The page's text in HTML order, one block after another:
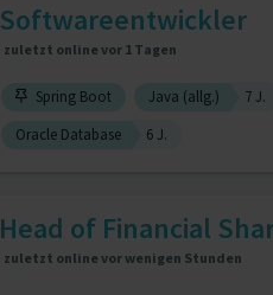
Softwareentwickler
zuletzt online vor 1 Tagen
Spring Boot Java (allg.) 7 J.
Oracle Database
6 J.
Head of Financial
zuletzt online vor wenigen Stunden